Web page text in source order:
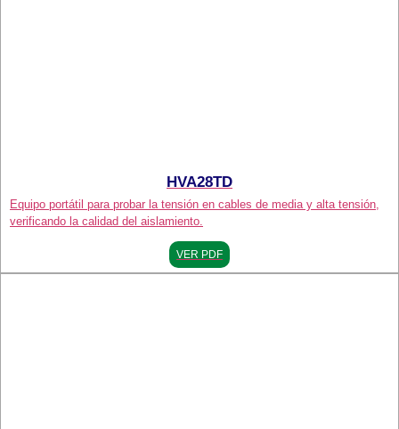
HVA28TD
Equipo portátil para probar la tensión en cables de media y alta tensión,
verificando la calidad del aislamiento.
VER PDF